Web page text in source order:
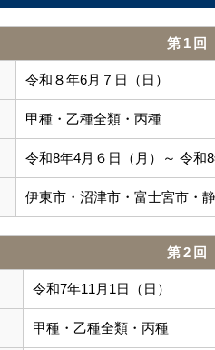
第1回
令和８年6月７日（日）
甲種・乙種全類・丙種
令和8年4月６日（月）～ 令和8
伊東市・沼津市・富士宮市・
第2回
令和7年11月1日（日）
甲種・乙種全類・丙種